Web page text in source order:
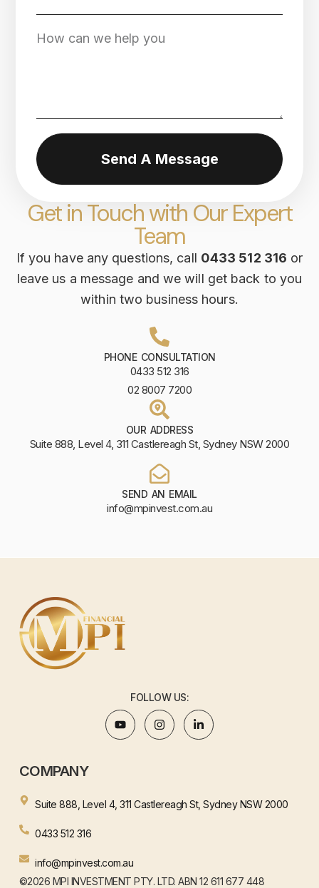
Get in Touch with Our Expert
Team
If you have any questions, call 0433 512 316 or
leave us a message and we will get back to you
within two business hours.
PHONE CONSULTATION
0433 512 316
02 8007 7200
OUR ADDRESS
Suite 888, Level 4, 311 Castlereagh St, Sydney NSW 2000
SEND AN EMAIL
info@mpinvest.com.au
Send A Message
FOLLOW US:
COMPANY
Suite 888, Level 4, 311 Castlereagh St, Sydney NSW 2000
0433 512 316
info@mpinvest.com.au
©2026 MPI INVESTMENT PTY. LTD. ABN 12 611 677 448